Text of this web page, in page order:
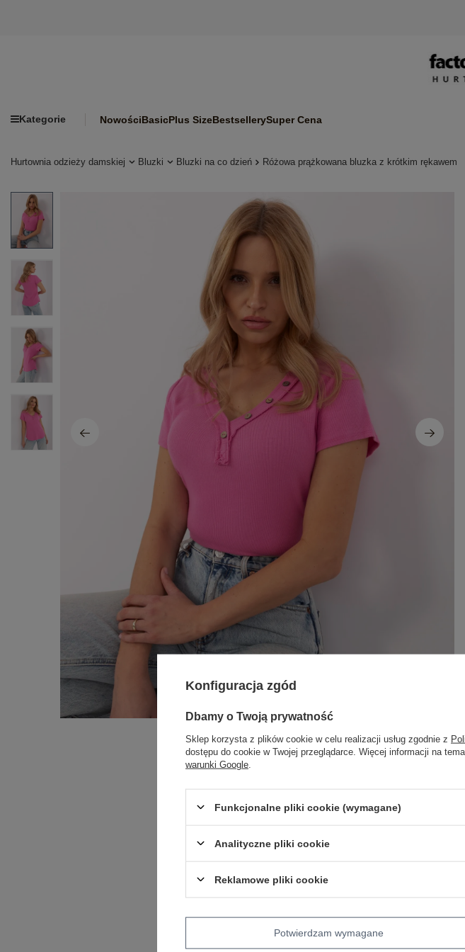
Kategorie NowościBasicPlus SizeBestsellerySuper Cena
Hurtownia odzieży damskiej Bluzki Bluzki na co dzień Różowa prążkowana bluzka z krótkim rękawem
Konfiguracja zgód
Dbamy o Twoją prywatność
Sklep korzysta z plików cookie w celu realizacji usług zgodnie z
dostępu do cookie w Twojej przeglądarce. Więcej informacji na
warunki Google
Funkcjonalne pliki cookie (wymagane)
Analityczne pliki cookie
Reklamowe pliki cookie
Potwierdzam wymagane